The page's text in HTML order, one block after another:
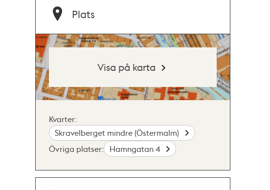
Plats
Visa på karta
Kvarter:
Skravelberget mindre (Östermalm)
Övriga platser:
Hamngatan 4